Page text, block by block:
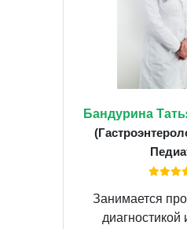
Бандурина
Занимается
диагностикой